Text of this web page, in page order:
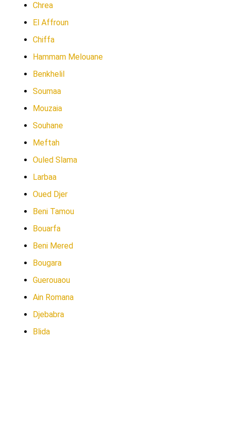
Chrea
El Affroun
Chiffa
Hammam Melouane
Benkhelil
Soumaa
Mouzaia
Souhane
Meftah
Ouled Slama
Larbaa
Oued Djer
Beni Tamou
Bouarfa
Beni Mered
Bougara
Guerouaou
Ain Romana
Djebabra
Blida